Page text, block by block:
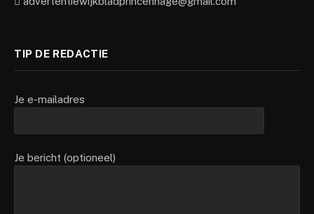
TIP DE REDACTIE
Je e-mailadres
Je bericht (optioneel)